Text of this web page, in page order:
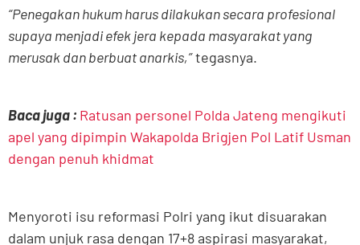
“Penegakan hukum harus dilakukan secara profesional
supaya menjadi efek jera kepada masyarakat yang
merusak dan berbuat anarkis,”tegasnya.
Baca juga : Ratusan personel Polda Jateng mengikuti
apel yang dipimpin Wakapolda Brigjen Pol Latif Usman
dengan penuh khidmat
Menyoroti isu reformasi Polri yang ikut disuarakan
dalam unjuk rasa dengan 17+8 aspirasi masyarakat,